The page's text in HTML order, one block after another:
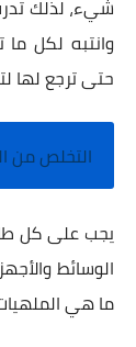
شيء، لذلك
وانتبه لكل
حتى ترجع لها
التخلص من
يجب على كل
الوسائط
ما هي